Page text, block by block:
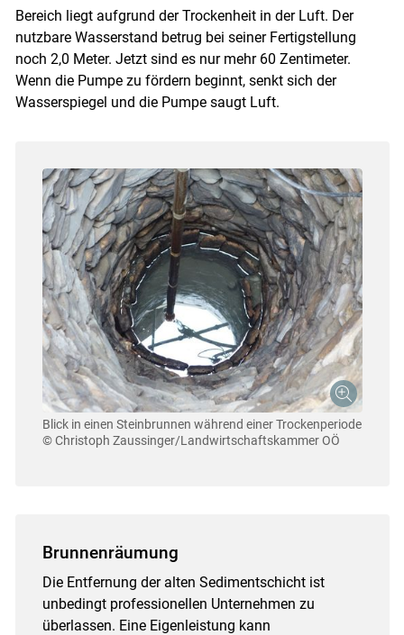
Bereich liegt aufgrund der Trockenheit in der Luft. Der
nutzbare Wasserstand betrug bei seiner Fertigstellung
noch 2,0 Meter. Jetzt sind es nur mehr 60 Zentimeter.
Wenn die Pumpe zu fördern beginnt, senkt sich der
Wasserspiegel und die Pumpe saugt Luft.
Blick in einen Steinbrunnen während einer Trockenperiode
© Christoph Zaussinger/Landwirtschaftskammer OÖ
Brunnenräumung
Die Entfernung der alten Sedimentschicht ist
unbedingt professionellen Unternehmen zu
überlassen. Eine Eigenleistung kann